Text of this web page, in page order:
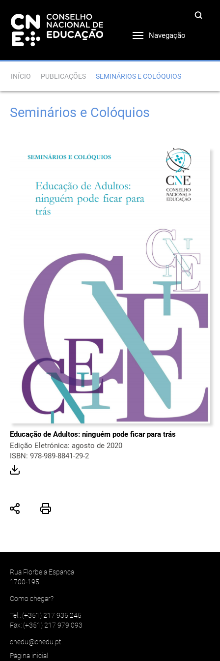
Navegação
INÍCIO PUBLICAÇÕES SEMINÁRIOS E COLÓQUIOS
Seminários e Colóquios
Educação de Adultos: ninguém pode ficar para trás
Edição Eletrónica: agosto de 2020
ISBN: 978-989-8841-29-2
Rua Florbela Espanca
1700-195
Como chegar?
Tel.: (+351) 217 935 245
Fax: (+351) 217 979 093
cnedu@cnedu.pt
Página inicial